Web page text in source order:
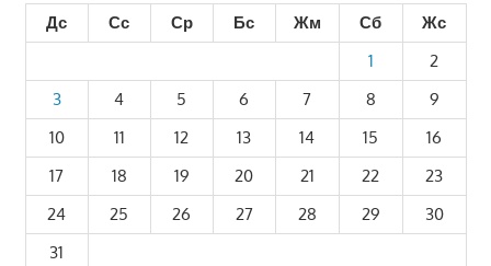
Дс
Сс Ср Бс Жм Сб
Жс
1
2
3
4 5 6 7 8
9
10
11 12 13 14 15
16
17
18 19 20 21 22
23
24
25 26 27 28 29
30
31